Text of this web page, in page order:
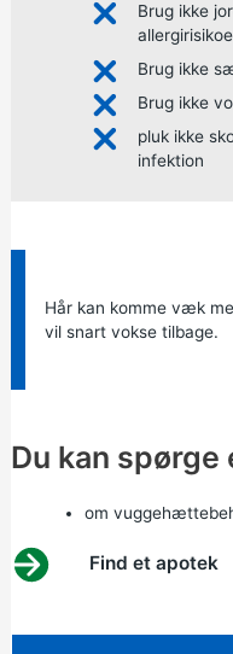
Brug ikke
Brug ikke
Brug ikke
pluk ikke
infektion
Hår kan komme væk
vil snart vokse tilbage.
Du kan spørge
om
Find et apotek